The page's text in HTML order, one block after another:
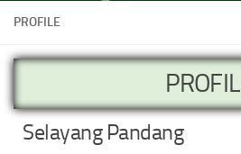
PROFILE
PROFIL
Selayang Pandang